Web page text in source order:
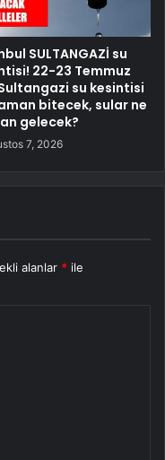
SULTANGAZİ su
22-23 Temmuz
su kesintisi
bitecek, sular ne
gelecek?
7, 2026
alanlar * ile